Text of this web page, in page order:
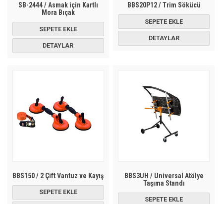
SB-2444 / Asmak için Kartlı
Mora Bıçak
SEPETE EKLE
DETAYLAR
BBS20P12 / Trim Sökücü
SEPETE EKLE
DETAYLAR
BBS150 / 2 Çift Vantuz ve Kayış
SEPETE EKLE
BBS3UH / Universal Atölye
Taşıma Standı
SEPETE EKLE